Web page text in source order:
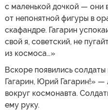
с маленькой дочкой — они
от непонятной фигуры в
скафандре. Гагарин
свой я, советский, не
из космоса…»
Вскоре появились
Гагарин, Юрий Гагарин!» —
вокруг космонавта.
ему руку.